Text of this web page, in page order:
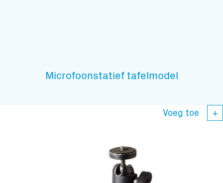
Microfoonstatief tafelmodel
Voeg toe